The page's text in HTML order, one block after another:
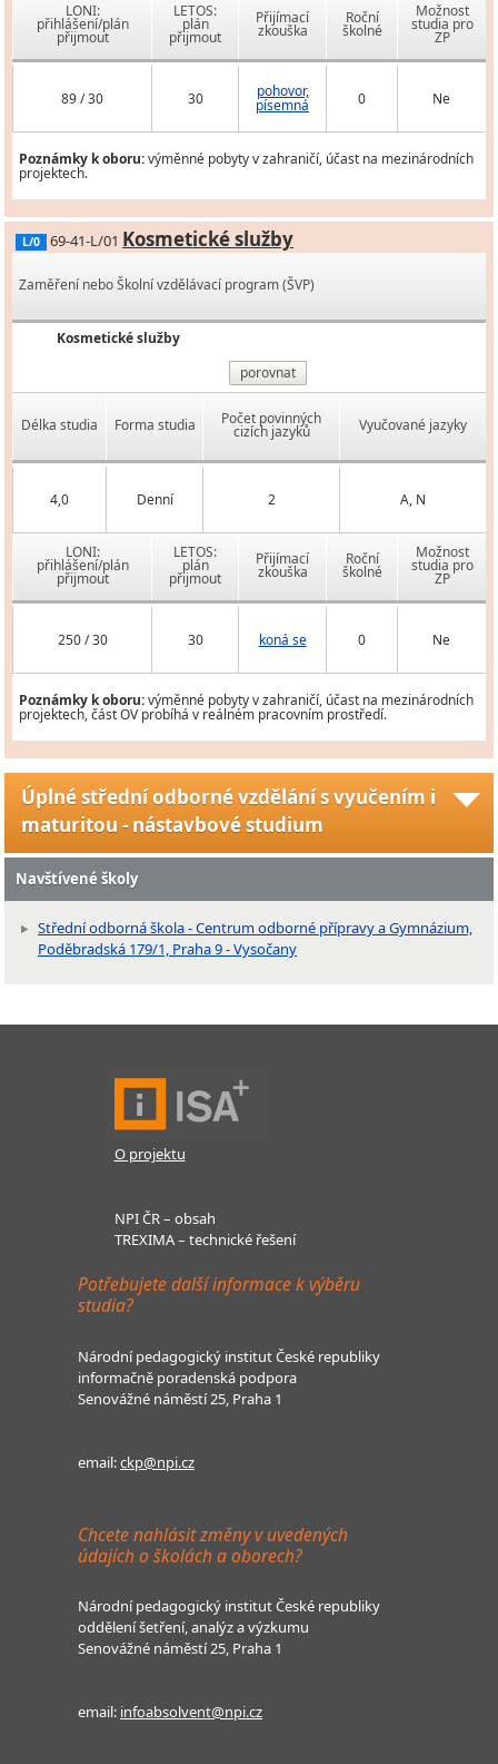
LONI:
přihlášení/plán
přijmout
LETOS:
plán
přijmout
Přijímací
zkouška
Roční
školné
Možnost
studia pro
ZP
89 / 30 30 pohovor,
písemná 0 Ne
Poznámky k oboru:výměnné pobyty v zahraničí, účast na mezinárodních
projektech.
L/0 69-41-L/01 Kosmetické služby
Zaměření nebo Školní vzdělávací program (ŠVP)
Kosmetické služby
porovnat
Délka studia Forma studia Počet povinných
cizích jazyků Vyučované jazyky
4,0 Denní 2 A, N
LONI:
přihlášení/plán
přijmout
LETOS:
plán
přijmout
Přijímací
zkouška
Roční
školné
Možnost
studia pro
ZP
250 / 30 30 koná se 0 Ne
Poznámky k oboru:výměnné pobyty v zahraničí, účast na mezinárodních
projektech, část OV probíhá v reálném pracovním prostředí.
Úplné střední odborné vzdělání s vyučením i
maturitou - nástavbové studium
Navštívené školy
Střední odborná škola - Centrum odborné přípravy a Gymnázium,
Poděbradská 179/1, Praha 9 - Vysočany
O projektu
NPI ČR – obsah
TREXIMA – technické řešení
Potřebujete další informace k výběru
studia?
Národní pedagogický institut České republiky
informačně poradenská podpora
Senovážné náměstí 25, Praha 1
email:ckp@npi.cz
Chcete nahlásit změny v uvedených
údajích o školách a oborech?
Národní pedagogický institut České republiky
oddělení šetření, analýz a výzkumu
Senovážné náměstí 25, Praha 1
email: infoabsolvent@npi.cz